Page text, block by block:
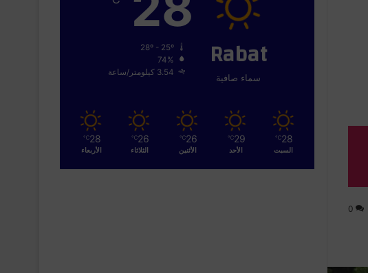
0
Rabat
سماء صافية
74%
3.54 كيلومتر/ساعة
28
℃
السبت
29
℃
الأحد
26
℃
الأثنين
26
℃
الثلاثاء
28
℃
الأربعاء